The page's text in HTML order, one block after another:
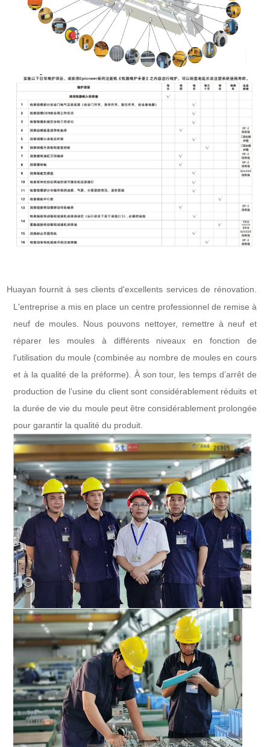
Huayan fournit à ses clients d'excellents services de rénovation.
L'entreprise a mis en place un centre professionnel de remise à
neuf de moules. Nous pouvons nettoyer, remettre à neuf et
réparer les moules à différents niveaux en fonction de
l'utilisation du moule (combinée au nombre de moules en cours
et à la qualité de la préforme). À son tour, les temps d’arrêt de
production de l’usine du client sont considérablement réduits et
la durée de vie du moule peut être considérablement prolongée
pour garantir la qualité du produit.